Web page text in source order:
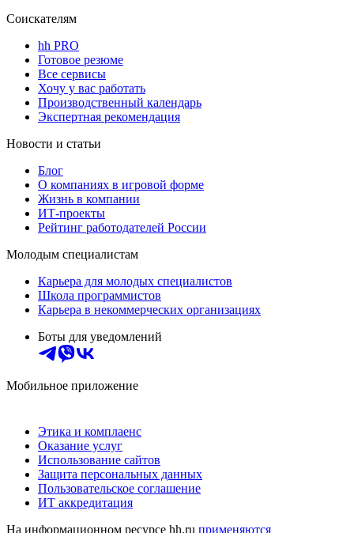
Соискателям
hh PRO
Готовое резюме
Все сервисы
Хочу у вас работать
Производственный календарь
Экспертная рекомендация
Новости и статьи
Блог
О компаниях в игровой форме
Жизнь в компании
ИТ-проекты
Рейтинг работодателей России
Молодым специалистам
Карьера для молодых специалистов
Школа программистов
Карьера в некоммерческих организациях
Боты для уведомлений
Мобильное приложение
Этика и комплаенс
Оказание услуг
Использование сайтов
Защита персональных данных
Пользовательское соглашение
ИТ аккредитация
На информационном ресурсе hh.ru применяются